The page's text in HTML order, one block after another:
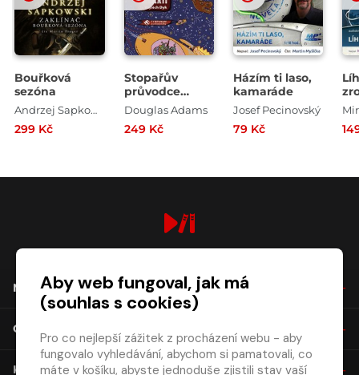
Bouřková
sezóna
Andrzej Sapkowski
299 Kč
Stopařův
průvodce
galaxií
Douglas Adams
249 Kč
Házím ti laso,
kamaráde
Josef Pecinovský
79 Kč
NÁKUP
O SPOLEČNOSTI
KONTAKT
Aby web fungoval, jak má
(souhlas s cookies)
Pro co nejlepší zážitek z procházení webu - aby
fungovalo vyhledávání, abychom si pamatovali, co
máte v košíku, abyste jednoduše zjistili stav vaší